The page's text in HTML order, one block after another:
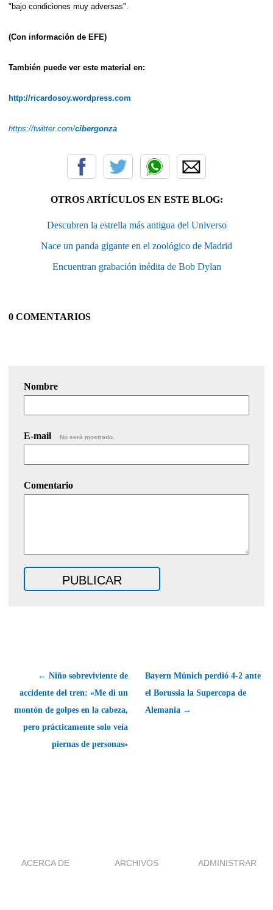
"bajo condiciones muy adversas".
(Con información de EFE)
También puede ver este material en:
http://ricardosoy.wordpress.com
https://twitter.com/cibergonza
OTROS ARTÍCULOS EN ESTE BLOG:
Descubren la estrella más antigua del Universo
Nace un panda gigante en el zoológico de Madrid
Encuentran grabación inédita de Bob Dylan
0 COMENTARIOS
Nombre
E-mail No será mostrado.
Comentario
← Niño sobreviviente de
accidente del tren: «Me di un
montón de golpes en la cabeza,
pero prácticamente solo veía
piernas de personas»
Bayern Múnich perdió 4-2 ante
el Borussia la Supercopa de
Alemania →
ACERCA DE ARCHIVOS ADMINISTRAR